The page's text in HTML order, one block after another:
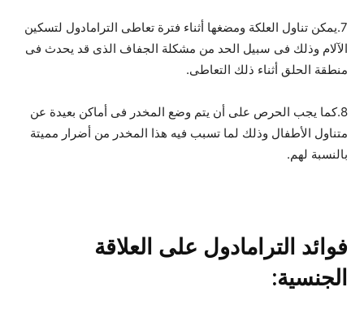
7.يمكن تناول العلكة ومضغها أثناء فترة تعاطى الترامادول لتسكين
الآلام وذلك فى سبيل الحد من مشكلة الجفاف الذى قد يحدث فى
منطقة الحلق أثناء ذلك التعاطى.
8.كما يجب الحرص على أن يتم وضع المخدر فى أماكن بعيدة عن
متناول الأطفال وذلك لما تسبب فيه هذا المخدر من أضرار مميتة
بالنسبة لهم.
فوائد الترامادول على العلاقة
الجنسية: